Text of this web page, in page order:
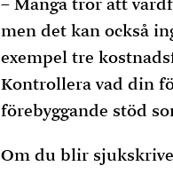
– Många tror att
men det kan också
exempel tre
Kontrollera vad din
förebyggande stöd
Om du blir